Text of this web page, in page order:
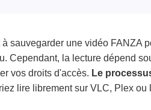
sauvegarder une vidéo FANZA
Cependant, la lecture dépend
vos droits d'accès. Le
lire librement sur VLC, Plex ou